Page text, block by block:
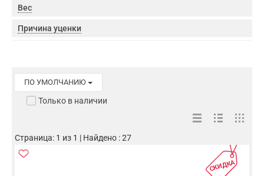
Вес
Причина уценки
ПО УМОЛЧАНИЮ
Только в наличии
Страница: 1 из 1 | Найдено : 27
СКИДКА